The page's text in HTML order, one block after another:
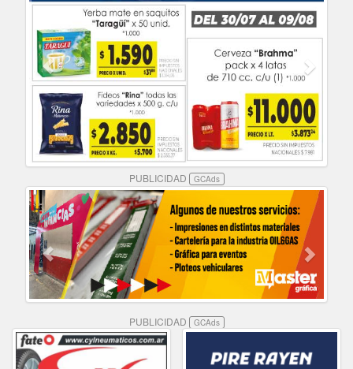
PUBLICIDAD GCAds
PUBLICIDAD GCAds